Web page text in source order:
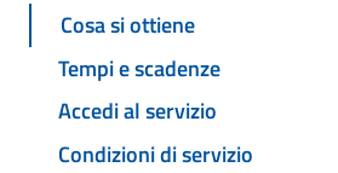
Cosa si ottiene
Tempi e scadenze
Accedi al servizio
Condizioni di servizio